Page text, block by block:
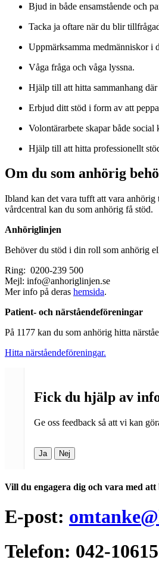
Bjud in både ensamstående och
Tacka ja oftare när du blir
Uppmärksamma medmänniskor i
Våga fråga och våga lyssna.
Hjälp till att hitta sammanhang
Erbjud ditt stöd i form av att
Volontärarbete skapar både
Hjälp till att hitta professionellt
Om du som anhörig
Ibland kan det vara tufft att vara
vårdcentral kan du som anhörig få stöd.
Anhöriglinjen
Behöver du stöd i din roll som anhörig
Ring: 0200-239 500
Mejl: info@anhoriglinjen.se
Mer info på deras hemsida.
Patient- och närståendeföreningar
På 1177 kan du som anhörig hitta
Hitta närståendeföreningar.
Fick du hjälp av
Ge oss feedback så att vi kan
Ja Nej
Vill du engagera dig och vara med
E-post:
Telefon: 042-